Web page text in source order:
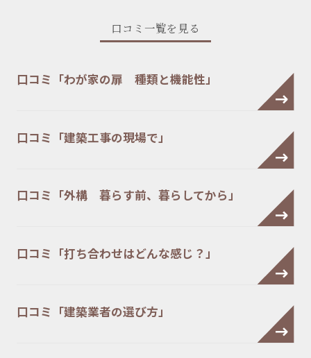
口コミ一覧を見る
口コミ「わが家の扉 種類と機能性」
口コミ「建築工事の現場で」
口コミ「外構 暮らす前、暮らしてから」
口コミ「打ち合わせはどんな感じ？」
口コミ「建築業者の選び方」